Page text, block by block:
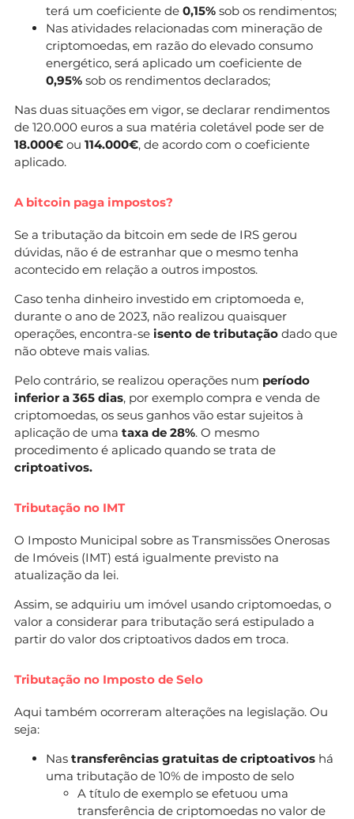
terá um coeficiente de 0,15% sob os rendimentos;
Nas atividades relacionadas com mineração de
criptomoedas, em razão do elevado consumo
energético, será aplicado um coeficiente de
0,95% sob os rendimentos declarados;
Nas duas situações em vigor, se declarar rendimentos
de 120.000 euros a sua matéria coletável pode ser de
18.000€ ou 114.000€, de acordo com o coeficiente
aplicado.
A bitcoin paga impostos?
Se a tributação da bitcoin em sede de IRS gerou
dúvidas, não é de estranhar que o mesmo tenha
acontecido em relação a outros impostos.
Caso tenha dinheiro investido em criptomoeda e,
durante o ano de 2023, não realizou quaisquer
operações, encontra-se isento de tributação dado que
não obteve mais valias.
Pelo contrário, se realizou operações num período
inferior a 365 dias, por exemplo compra e venda de
criptomoedas, os seus ganhos vão estar sujeitos à
aplicação de uma taxa de 28%. O mesmo
procedimento é aplicado quando se trata de
criptoativos.
Tributação no IMT
O Imposto Municipal sobre as Transmissões Onerosas
de Imóveis (IMT) está igualmente previsto na
atualização da lei.
Assim, se adquiriu um imóvel usando criptomoedas, o
valor a considerar para tributação será estipulado a
partir do valor dos criptoativos dados em troca.
Tributação no Imposto de Selo
Aqui também ocorreram alterações na legislação. Ou
seja:
Nas transferências gratuitas de criptoativos há
uma tributação de 10% de imposto de selo
A título de exemplo se efetuou uma
transferência de criptomoedas no valor de